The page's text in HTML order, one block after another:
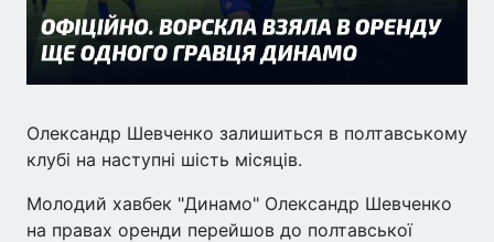
Олександр Шевченко залишиться в полтавському
клубі на наступні шість місяців.
Молодий хавбек "Динамо" Олександр Шевченко
на правах оренди перейшов до полтавської